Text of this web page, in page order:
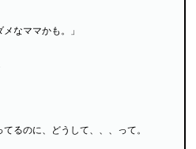
なママかも。」
るのに、どうして、、、って。